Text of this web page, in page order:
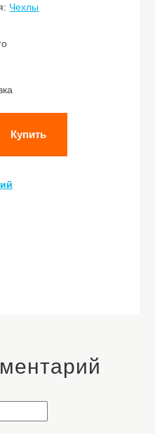
Чехлы
Купить